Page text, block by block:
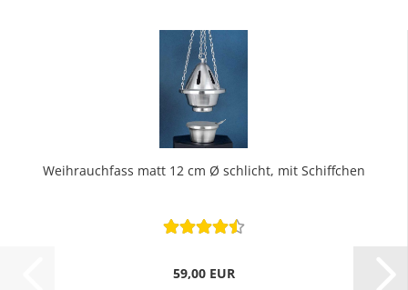
Weihrauchfass matt 12 cm Ø schlicht, mit Schiffchen
59,00 EUR